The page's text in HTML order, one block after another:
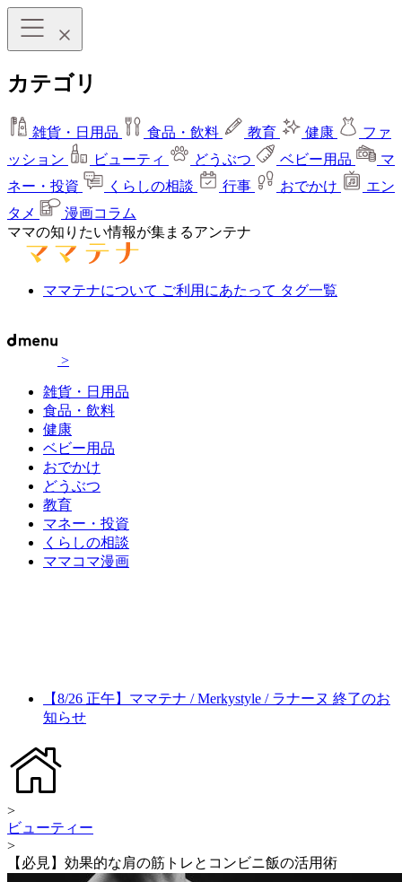
カテゴリ
雑貨・日用品 食品・飲料 教育 健康
ファ
ッション
ビューティ どうぶつ ベビー用品
マ
ネー・投資
くらしの相談 行事 おでかけ
エン
タメ
漫画コラム
ママの知りたい情報が集まるアンテナ
ママテナについて ご利用にあたって タグ一覧
>
雑貨・日用品
食品・飲料
健康
ベビー用品
おでかけ
どうぶつ
教育
マネー・投資
くらしの相談
ママコマ漫画
【8/26 正午】ママテナ / Merkystyle / ラナーヌ 終了のお
知らせ
>
ビューティー
>
【必見】効果的な肩の筋トレとコンビニ飯の活用術